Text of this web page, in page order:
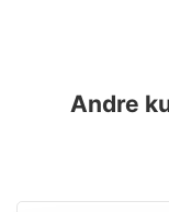
Andre